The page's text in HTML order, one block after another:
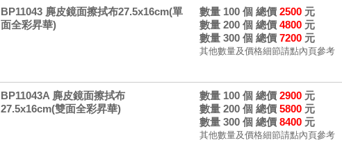
BP11043 麂皮鏡面擦拭布27.5x16cm(單
面全彩昇華)
數量 100 個 總價 2500元
數量 200 個 總價 4800元
數量 300 個 總價 7200元
其他數量及價格細節請點內頁參考
BP11043A 麂皮鏡面擦拭布
27.5x16cm(雙面全彩昇華)
數量 100 個 總價 2900元
數量 200 個 總價 5800元
數量 300 個 總價 8400元
其他數量及價格細節請點內頁參考